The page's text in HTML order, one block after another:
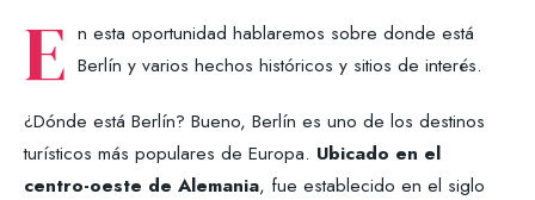
E n esta oportunidad hablaremos sobre donde está
Berlín y varios hechos históricos y sitios de interés.
¿Dónde está Berlín? Bueno, Berlín es uno de los destinos
turísticos más populares de Europa. Ubicado en el
centro-oeste de Alemania, fue establecido en el siglo